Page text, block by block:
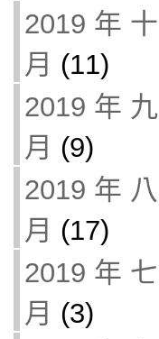
2019 年 十
月 (11)
2019 年 九
月 (9)
2019 年 八
月 (17)
2019 年 七
月 (3)